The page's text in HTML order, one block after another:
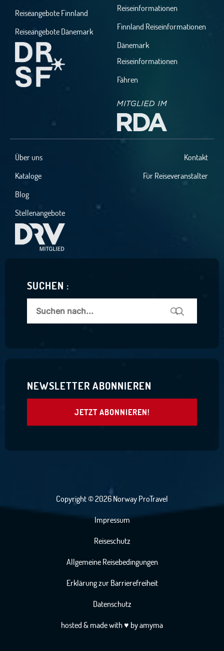
Reiseangebote Finnland
Reiseangebote Dänemark
Reiseinformationen
Finnland Reiseinformationen
Dänemark
Reiseinformationen
Fähren
Über uns
Kontakt
Kataloge
Für Reiseveranstalter
Blog
Stellenangebote
SUCHEN :
NEWSLETTER ABONNIEREN
JETZT ABONNIEREN!
Copyright © 2026 Norway ProTravel
Impressum
Reiseschutz
Allgemeine Reisebedingungen
Erklärung zur Barrierefreiheit
Datenschutz
hosted & made with♥ byamyma